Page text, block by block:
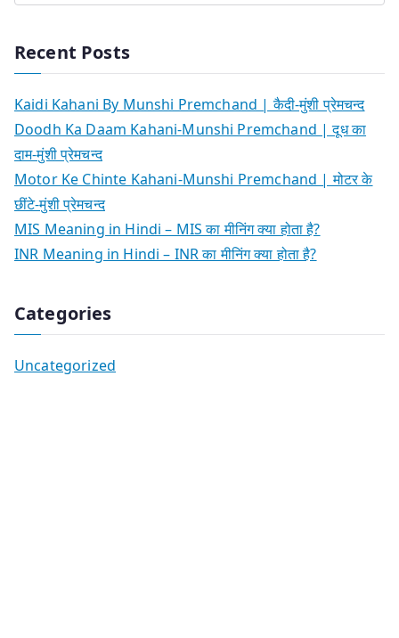
Recent Posts
Kaidi Kahani By Munshi Premchand | कैदी-मुंशी प्रेमचन्द
Doodh Ka Daam Kahani-Munshi Premchand | दूध का
दाम-मुंशी प्रेमचन्द
Motor Ke Chinte Kahani-Munshi Premchand | मोटर के
छींटे-मुंशी प्रेमचन्द
MIS Meaning in Hindi – MIS का मीनिंग क्या होता है?
INR Meaning in Hindi – INR का मीनिंग क्या होता है?
Categories
Uncategorized